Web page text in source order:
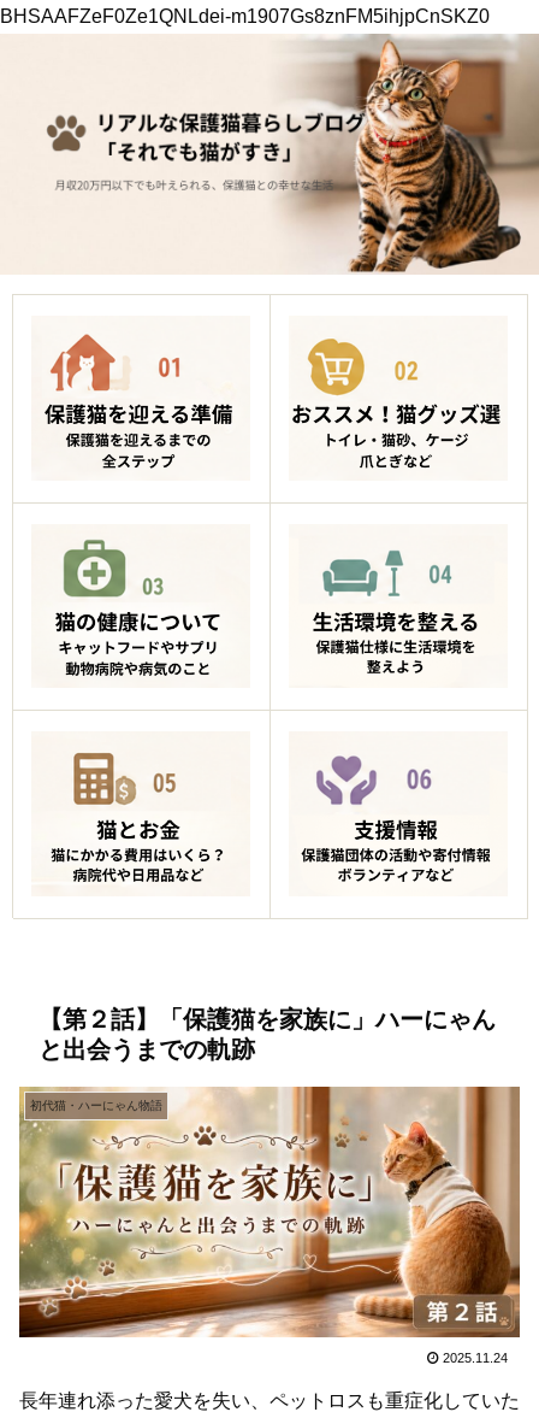
BHSAAFZeF0Ze1QNLdei-m1907Gs8znFM5ihjpCnSKZ0
【第２話】「保護猫を家族に」ハーにゃん
と出会うまでの軌跡
初代猫・ハーにゃん物語
2025.11.24
長年連れ添った愛犬を失い、ペットロスも重症化していた